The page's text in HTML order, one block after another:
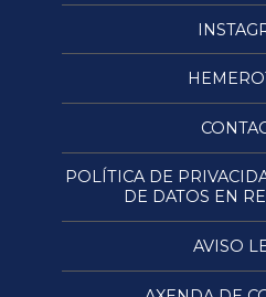
POLÍTICA DE
DE DATOS EN
AVISO